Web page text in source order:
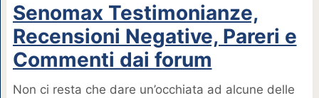
Senomax Testimonianze,
Recensioni Negative, Pareri e
Commenti dai forum
Non ci resta che dare un’occhiata ad alcune delle